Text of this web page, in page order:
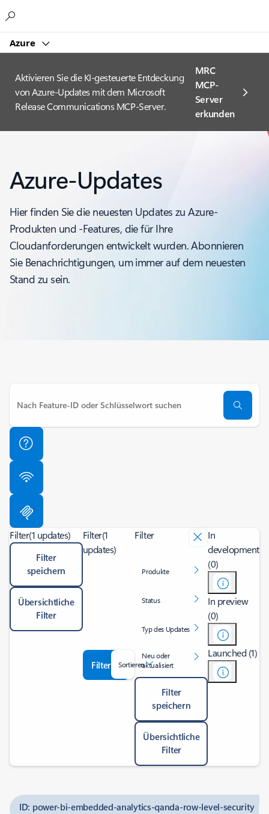
Azure
Aktivieren Sie die KI-gesteuerte Entdeckung
von Azure-Updates mit dem Microsoft
Release Communications MCP-Server.
MRC
MCP-
Server
erkunden
Azure-Updates
Hier finden Sie die neuesten Updates zu Azure-
Produkten und -Features, die für Ihre
Cloudanforderungen entwickelt wurden. Abonnieren
Sie Benachrichtigungen, um immer auf dem neuesten
Stand zu sein.
Filter(1 updates)
Filter
speichern
Übersichtliche
Filter
Filter(1
updates)
Filter Sortieren
Filter
Produkte
Status
Typ des Updates
Neu oder
aktualisiert
Filter
speichern
Übersichtliche
Filter
In
development
(0)
In preview
(0)
Launched (1)
ID: power-bi-embedded-analytics-qanda-row-level-security